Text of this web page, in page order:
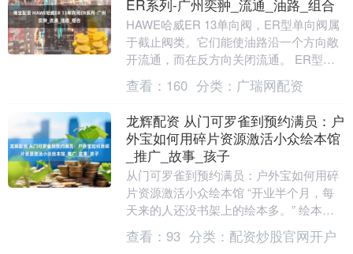
ER系列-广州奕翀_流通_油路_组合
HAWE哈威ER 13单向阀，ER型单向阀属
于截止阀类。它们能使油路沿一个方向敞
开流通，而在反方向关闭流通。 ER型螺
纹插装式单向阀为弹簧加载球式截止阀，
主要用....
查看： 160 分类： 广瑞网配资
龙辉配资 从门可罗雀到预约满员：户
外宝如何用碎片资源激活小众绘本馆
_推广_故事_孩子
从门可罗雀到预约满员：户外宝如何用碎
片资源激活小众绘本馆 “开业半个月，每
天来的人还没书架上的绘本多。” 绘本馆
主理人陈老师第三次修改营业时间时，终
于忍不住给户....
查看： 93 分类： 配资炒股官网开户